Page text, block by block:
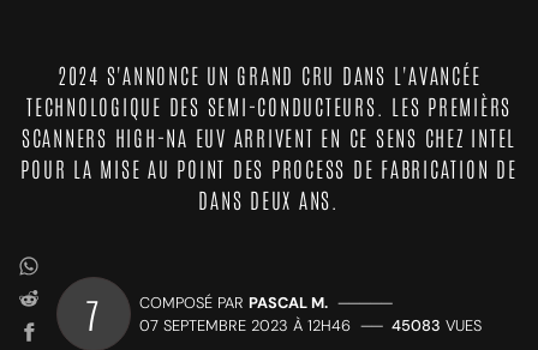
2024 S'ANNONCE UN GRAND CRU DANS L'AVANCÉE
TECHNOLOGIQUE DES SEMI-CONDUCTEURS. LES PREMIÈRS
SCANNERS HIGH-NA EUV ARRIVENT EN CE SENS CHEZ INTEL
POUR LA MISE AU POINT DES PROCESS DE FABRICATION DE
DANS DEUX ANS.
7 COMPOSÉ PAR PASCAL M. —————
07 SEPTEMBRE 2023 À 12H46 —— 45083 VUES